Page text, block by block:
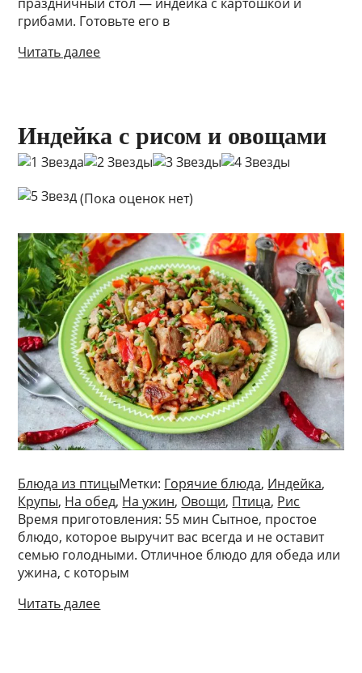
грибами. Готовьте его в
Читать далее
Индейка с рисом и овощами
(Пока оценок нет)
Блюда из птицыМетки: Горячие блюда, Индейка,
Крупы, На обед, На ужин, Овощи, Птица, Рис
Время приготовления: 55 мин Сытное, простое
блюдо, которое выручит вас всегда и не оставит
семью голодными. Отличное блюдо для обеда или
ужина, с которым
Читать далее